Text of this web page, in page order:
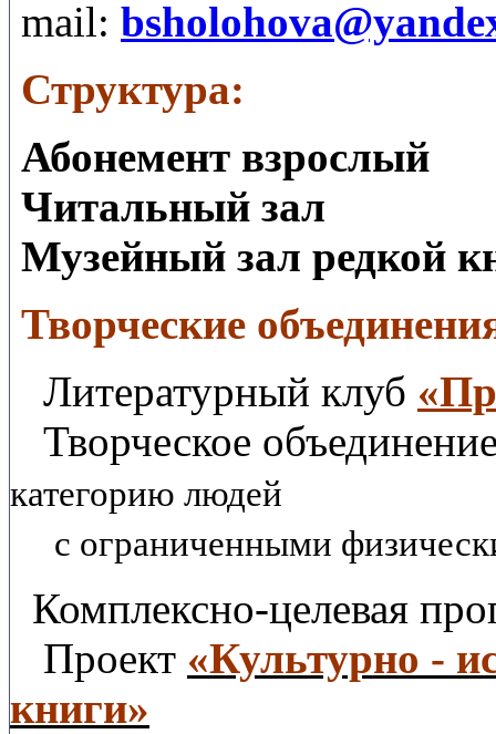
mail:
Структура:
Абонемент взрослый
Читальный зал
Музейный зал редкой
Творческие
Литературный клуб
Творческое
категорию людей
с ограниченными
Комплексно-целевая
Проект «Культурно -
книги»